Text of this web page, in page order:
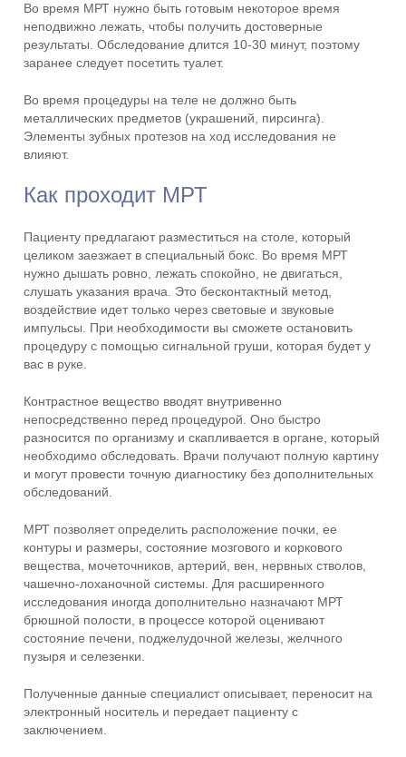
Во время МРТ нужно быть готовым некоторое время
неподвижно лежать, чтобы получить достоверные
результаты. Обследование длится 10-30 минут, поэтому
заранее следует посетить туалет.
Во время процедуры на теле не должно быть
металлических предметов (украшений, пирсинга).
Элементы зубных протезов на ход исследования не
влияют.
Как проходит МРТ
Пациенту предлагают разместиться на столе, который
целиком заезжает в специальный бокс. Во время МРТ
нужно дышать ровно, лежать спокойно, не двигаться,
слушать указания врача. Это бесконтактный метод,
воздействие идет только через световые и звуковые
импульсы. При необходимости вы сможете остановить
процедуру с помощью сигнальной груши, которая будет у
вас в руке.
Контрастное вещество вводят внутривенно
непосредственно перед процедурой. Оно быстро
разносится по организму и скапливается в органе, который
необходимо обследовать. Врачи получают полную картину
и могут провести точную диагностику без дополнительных
обследований.
МРТ позволяет определить расположение почки, ее
контуры и размеры, состояние мозгового и коркового
вещества, мочеточников, артерий, вен, нервных стволов,
чашечно-лоханочной системы. Для расширенного
исследования иногда дополнительно назначают МРТ
брюшной полости, в процессе которой оценивают
состояние печени, поджелудочной железы, желчного
пузыря и селезенки.
Полученные данные специалист описывает, переносит на
электронный носитель и передает пациенту с
заключением.